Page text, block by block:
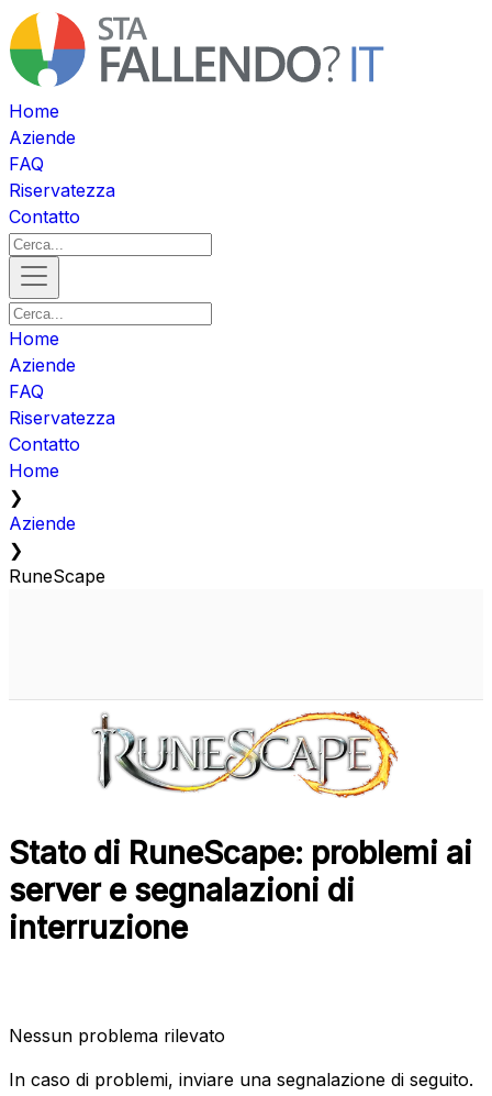
Home
Aziende
FAQ
Riservatezza
Contatto
Home
Aziende
FAQ
Riservatezza
Contatto
Home
❯
Aziende
❯
RuneScape
Stato di RuneScape: problemi ai
server e segnalazioni di
interruzione
Nessun problema rilevato
In caso di problemi, inviare una segnalazione di seguito.